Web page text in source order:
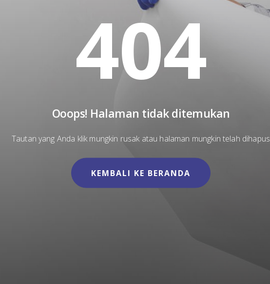
404
Ooops! Halaman tidak ditemukan
Tautan yang Anda klik mungkin rusak atau halaman mungkin telah dihapus
KEMBALI KE BERANDA